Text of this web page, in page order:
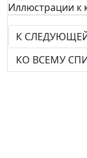
Иллюстрации к
К
КО ВСЕМУ